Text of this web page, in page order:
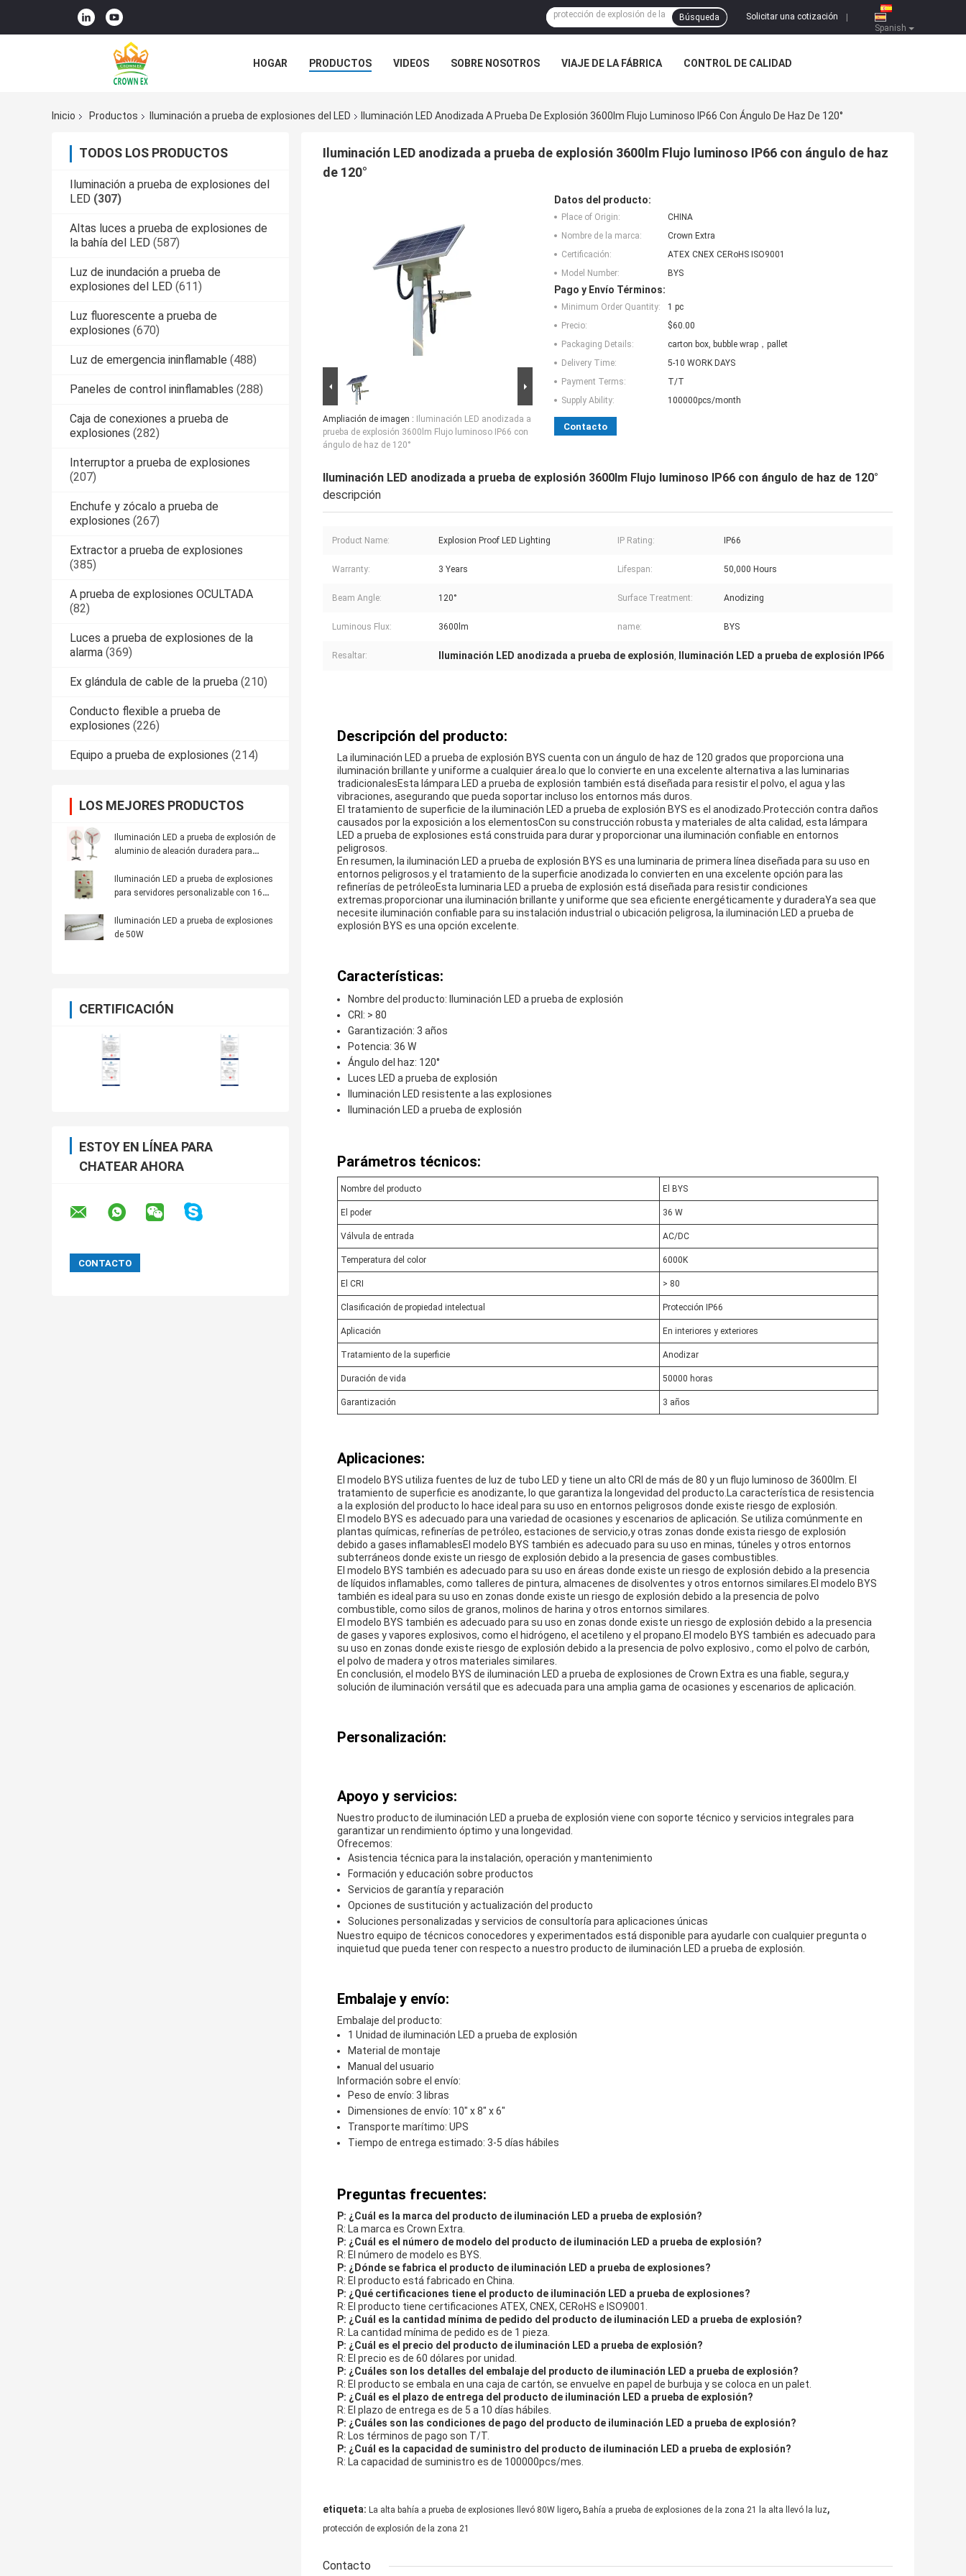
Spanish
Solicitar una cotización
Búsqueda
HOGAR PRODUCTOS VIDEOS SOBRE NOSOTROS VIAJE DE LA FÁBRICA CONTROL DE CALIDAD
Inicio
Productos Iluminación a prueba de explosiones del LED Iluminación LED Anodizada A Prueba De Explosión 3600lm Flujo Luminoso IP66 Con Ángulo De Haz De 120°
TODOS LOS PRODUCTOS
Iluminación a prueba de explosiones del
LED (307)
Altas luces a prueba de explosiones de
la bahía del LED (587)
Luz de inundación a prueba de
explosiones del LED (611)
Luz fluorescente a prueba de
explosiones (670)
Luz de emergencia ininflamable (488)
Paneles de control ininflamables (288)
Caja de conexiones a prueba de
explosiones (282)
Interruptor a prueba de explosiones
(207)
Enchufe y zócalo a prueba de
explosiones (267)
Extractor a prueba de explosiones
(385)
A prueba de explosiones OCULTADA
(82)
Luces a prueba de explosiones de la
alarma (369)
Ex glándula de cable de la prueba (210)
Conducto flexible a prueba de
explosiones (226)
Equipo a prueba de explosiones (214)
LOS MEJORES PRODUCTOS
Iluminación LED a prueba de explosión de
aluminio de aleación duradera para
Iluminación LED a prueba de explosiones
para servidores personalizable con 16
aleación de aluminio
Iluminación LED a prueba de explosiones
de 50W
CERTIFICACIÓN
ESTOY EN LÍNEA PARA
CHATEAR AHORA
Iluminación LED anodizada a prueba de explosión 3600lm Flujo luminoso IP66 con ángulo de haz
de 120°
Ampliación de imagen :
Iluminación LED anodizada a
prueba de explosión 3600lm Flujo luminoso IP66 con
ángulo de haz de 120°
Datos del producto:
Place of Origin:
CHINA
Nombre de la marca:
Crown Extra
Certificación:
ATEX CNEX CERoHS ISO9001
Model Number:
BYS
Pago y Envío Términos:
Minimum Order Quantity:
1 pc
Precio:
$60.00
Packaging Details:
carton box, bubble wrap，pallet
Delivery Time:
5-10 WORK DAYS
Payment Terms:
T/T
Supply Ability:
100000pcs/month
Contacto
Iluminación LED anodizada a prueba de explosión 3600lm Flujo luminoso IP66 con ángulo de haz de 120°
descripción
Product Name: Explosion Proof LED Lighting IP Rating: IP66
Warranty: 3 Years Lifespan: 50,000 Hours
Beam Angle: 120° Surface Treatment: Anodizing
Luminous Flux: 3600lm name: BYS
Resaltar: Iluminación LED anodizada a prueba de explosión, Iluminación LED a prueba de explosión IP66
Descripción del producto:
La iluminación LED a prueba de explosión BYS cuenta con un ángulo de haz de 120 grados que proporciona una
iluminación brillante y uniforme a cualquier área.lo que lo convierte en una excelente alternativa a las luminarias
tradicionalesEsta lámpara LED a prueba de explosión también está diseñada para resistir el polvo, el agua y las
vibraciones, asegurando que pueda soportar incluso los entornos más duros.
El tratamiento de superficie de la iluminación LED a prueba de explosión BYS es el anodizado.Protección contra daños
causados por la exposición a los elementosCon su construcción robusta y materiales de alta calidad, esta lámpara
LED a prueba de explosiones está construida para durar y proporcionar una iluminación confiable en entornos
peligrosos.
En resumen, la iluminación LED a prueba de explosión BYS es una luminaria de primera línea diseñada para su uso en
entornos peligrosos.y el tratamiento de la superficie anodizada lo convierten en una excelente opción para las
refinerías de petróleoEsta luminaria LED a prueba de explosión está diseñada para resistir condiciones
extremas.proporcionar una iluminación brillante y uniforme que sea eficiente energéticamente y duraderaYa sea que
necesite iluminación confiable para su instalación industrial o ubicación peligrosa, la iluminación LED a prueba de
explosión BYS es una opción excelente.
Características:
Nombre del producto: Iluminación LED a prueba de explosión
CRI: > 80
Garantización: 3 años
Potencia: 36 W
Ángulo del haz: 120°
Luces LED a prueba de explosión
Iluminación LED resistente a las explosiones
Iluminación LED a prueba de explosión
Parámetros técnicos:
Nombre del producto El BYS
El poder 36 W
Válvula de entrada AC/DC
Temperatura del color 6000K
El CRI > 80
Clasificación de propiedad intelectual Protección IP66
Aplicación En interiores y exteriores
Tratamiento de la superficie Anodizar
Duración de vida 50000 horas
Garantización 3 años
Aplicaciones:
El modelo BYS utiliza fuentes de luz de tubo LED y tiene un alto CRI de más de 80 y un flujo luminoso de 3600lm. El
tratamiento de superficie es anodizante, lo que garantiza la longevidad del producto.La característica de resistencia
a la explosión del producto lo hace ideal para su uso en entornos peligrosos donde existe riesgo de explosión.
El modelo BYS es adecuado para una variedad de ocasiones y escenarios de aplicación. Se utiliza comúnmente en
plantas químicas, refinerías de petróleo, estaciones de servicio,y otras zonas donde exista riesgo de explosión
debido a gases inflamablesEl modelo BYS también es adecuado para su uso en minas, túneles y otros entornos
subterráneos donde existe un riesgo de explosión debido a la presencia de gases combustibles.
El modelo BYS también es adecuado para su uso en áreas donde existe un riesgo de explosión debido a la presencia
de líquidos inflamables, como talleres de pintura, almacenes de disolventes y otros entornos similares.El modelo BYS
también es ideal para su uso en zonas donde existe un riesgo de explosión debido a la presencia de polvo
combustible, como silos de granos, molinos de harina y otros entornos similares.
El modelo BYS también es adecuado para su uso en zonas donde existe un riesgo de explosión debido a la presencia
de gases y vapores explosivos, como el hidrógeno, el acetileno y el propano.El modelo BYS también es adecuado para
su uso en zonas donde existe riesgo de explosión debido a la presencia de polvo explosivo., como el polvo de carbón,
el polvo de madera y otros materiales similares.
En conclusión, el modelo BYS de iluminación LED a prueba de explosiones de Crown Extra es una fiable, segura,y
solución de iluminación versátil que es adecuada para una amplia gama de ocasiones y escenarios de aplicación.
Personalización:
Apoyo y servicios:
Nuestro producto de iluminación LED a prueba de explosión viene con soporte técnico y servicios integrales para
garantizar un rendimiento óptimo y una longevidad.
Ofrecemos:
Asistencia técnica para la instalación, operación y mantenimiento
Formación y educación sobre productos
Servicios de garantía y reparación
Opciones de sustitución y actualización del producto
Soluciones personalizadas y servicios de consultoría para aplicaciones únicas
Nuestro equipo de técnicos conocedores y experimentados está disponible para ayudarle con cualquier pregunta o
inquietud que pueda tener con respecto a nuestro producto de iluminación LED a prueba de explosión.
Embalaje y envío:
Embalaje del producto:
1 Unidad de iluminación LED a prueba de explosión
Material de montaje
Manual del usuario
Información sobre el envío:
Peso de envío: 3 libras
Dimensiones de envío: 10" x 8" x 6"
Transporte marítimo: UPS
Tiempo de entrega estimado: 3-5 días hábiles
Preguntas frecuentes:
P: ¿Cuál es la marca del producto de iluminación LED a prueba de explosión?
R: La marca es Crown Extra.
P: ¿Cuál es el número de modelo del producto de iluminación LED a prueba de explosión?
R: El número de modelo es BYS.
P: ¿Dónde se fabrica el producto de iluminación LED a prueba de explosiones?
R: El producto está fabricado en China.
P: ¿Qué certificaciones tiene el producto de iluminación LED a prueba de explosiones?
R: El producto tiene certificaciones ATEX, CNEX, CERoHS e ISO9001.
P: ¿Cuál es la cantidad mínima de pedido del producto de iluminación LED a prueba de explosión?
R: La cantidad mínima de pedido es de 1 pieza.
P: ¿Cuál es el precio del producto de iluminación LED a prueba de explosión?
R: El precio es de 60 dólares por unidad.
P: ¿Cuáles son los detalles del embalaje del producto de iluminación LED a prueba de explosión?
R: El producto se embala en una caja de cartón, se envuelve en papel de burbuja y se coloca en un palet.
P: ¿Cuál es el plazo de entrega del producto de iluminación LED a prueba de explosión?
R: El plazo de entrega es de 5 a 10 días hábiles.
P: ¿Cuáles son las condiciones de pago del producto de iluminación LED a prueba de explosión?
R: Los términos de pago son T/T.
P: ¿Cuál es la capacidad de suministro del producto de iluminación LED a prueba de explosión?
R: La capacidad de suministro es de 100000pcs/mes.
etiqueta: La alta bahía a prueba de explosiones llevó 80W ligero, Bahía a prueba de explosiones de la zona 21 la alta llevó la luz,
protección de explosión de la zona 21
Contacto